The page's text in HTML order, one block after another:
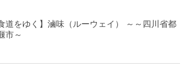
道をゆく】滷味（ルーウェイ） ～～四川省都
市～